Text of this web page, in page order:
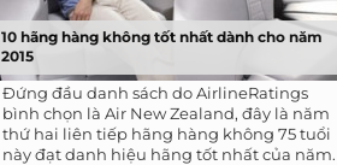
10 hãng hàng không tốt nhất dành cho năm
2015
Đứng đầu danh sách do AirlineRatings
bình chọn là Air New Zealand, đây là năm
thứ hai liên tiếp hãng hàng không 75 tuổi
này đạt danh hiệu hãng tốt nhất của năm.